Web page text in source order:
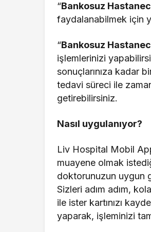
“Bankosuz
faydalanabilmek için
“Bankosuz
işlemlerinizi
sonuçlarınıza kadar
tedavi süreci ile
getirebilirsiniz.
Nasıl uygulanıyor?
Liv Hospital Mobil
muayene olmak
doktorunuzun uygun
Sizleri adım adım,
ile ister kartınızı
yaparak, işleminizi